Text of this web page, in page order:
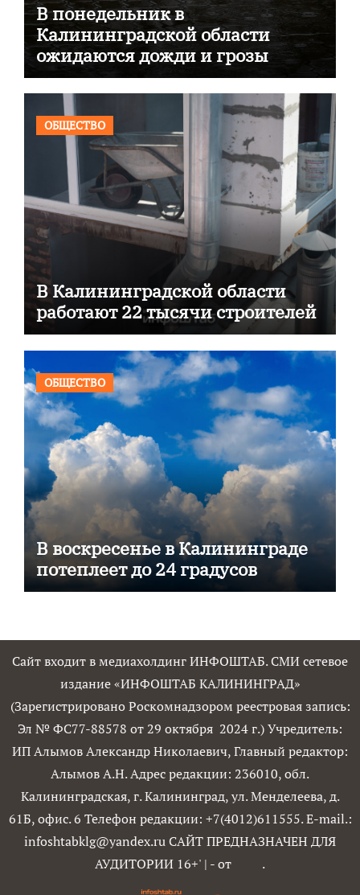
В понедельник в
Калининградской области
ожидаются дожди и грозы
ОБЩЕСТВО
В Калининградской области
работают 22 тысячи строителей
ОБЩЕСТВО
В воскресенье в Калининграде
потеплеет до 24 градусов
Сайт входит в медиахолдинг ИНФОШТАБ. СМИ сетевое
издание «ИНФОШТАБ КАЛИНИНГРАД»
(Зарегистрировано Роскомнадзором реестровая запись:
Эл № ФС77-88578 от 29 октября 2024 г.) Учредитель:
ИП Алымов Александр Николаевич, Главный редактор:
Алымов А.Н. Адрес редакции: 236010, обл.
Калининградская, г. Калининград, ул. Менделеева, д.
61Б, офис. 6 Телефон редакции: +7(4012)611555. E-mail.:
infoshtabklg@yandex.ru САЙТ ПРЕДНАЗНАЧЕН ДЛЯ
АУДИТОРИИ 16+' | - от .